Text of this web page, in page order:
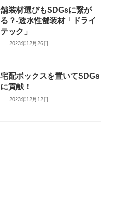
舗装材選びもSDGsに繋が
る？‐透水性舗装材「ドライ
テック」
2023年12月26日
宅配ボックスを置いてSDGs
に貢献！
2023年12月12日